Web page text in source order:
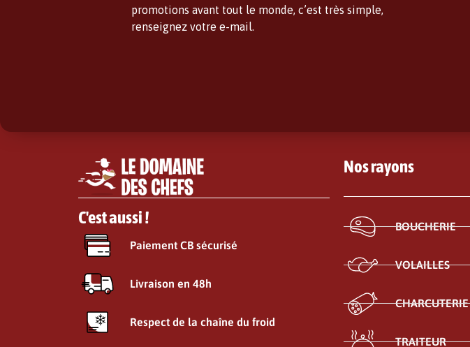
promotions avant tout le monde, c’est très simple,
renseignez votre e-mail.
C'est aussi !
Paiement CB sécurisé
Livraison en 48h
Respect de la chaîne du froid
Nos rayons
BOUCHERIE
VOLAILLES
CHARCUTERIE
TRAITEUR